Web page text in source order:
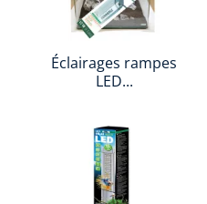
Éclairages rampes
LED...